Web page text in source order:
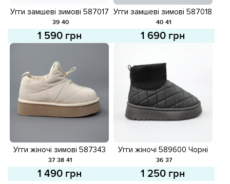
Угги замшеві зимові 587017
Чорні
39 40
1 590 грн
Угги замшеві зимові 587018
Бежеві
40 41
1 690 грн
Угги жіночі зимові 587343
Молочні
37 38 41
1 490 грн
Угги жіночі 589600 Чорні
36 37
1 250 грн